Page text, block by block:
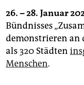
26. – 28. Januar
Bündnisses
demonstrieren an
als 320 Städten
Menschen.